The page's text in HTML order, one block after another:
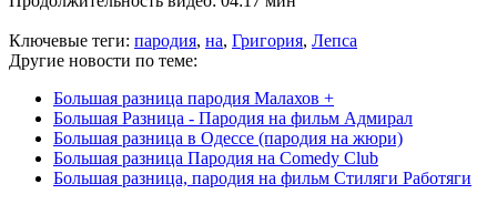
Ключевые теги: пародия, на, Григория, Лепса
Другие новости по теме:
Большая разница пародия Малахов +
Большая Разница - Пародия на фильм Адмирал
Большая разница в Одессе (пародия на жюри)
Большая разница Пародия на Comedy Club
Большая разница, пародия на фильм Стиляги Работяги